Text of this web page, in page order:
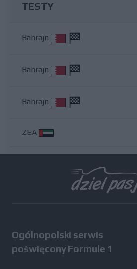
TESTY
Bahrajn
Bahrajn
Bahrajn
ZEA
Ogólnopolski serwis
poświęcony Formule 1